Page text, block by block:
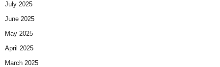
July 2025
June 2025
May 2025
April 2025
March 2025